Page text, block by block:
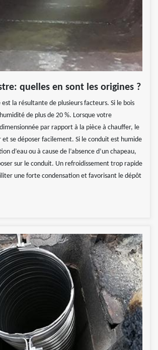
quelles en sont les origines ?
la résultante de plusieurs facteurs. Si le bois
de plus de 20 %. Lorsque votre
par rapport à la pièce à chauffer, le
et se déposer facilement. Si le conduit est humide
d’eau ou à cause de l’absence d’un chapeau,
sur le conduit. Un refroidissement trop rapide
une forte condensation et favorisant le dépôt